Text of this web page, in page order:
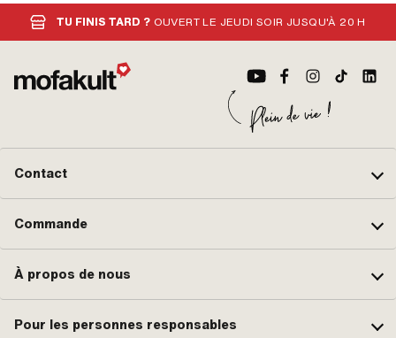
TU FINIS TARD ? OUVERT LE JEUDI SOIR JUSQU'À 20 H
Contact
Commande
À propos de nous
Pour les personnes responsables